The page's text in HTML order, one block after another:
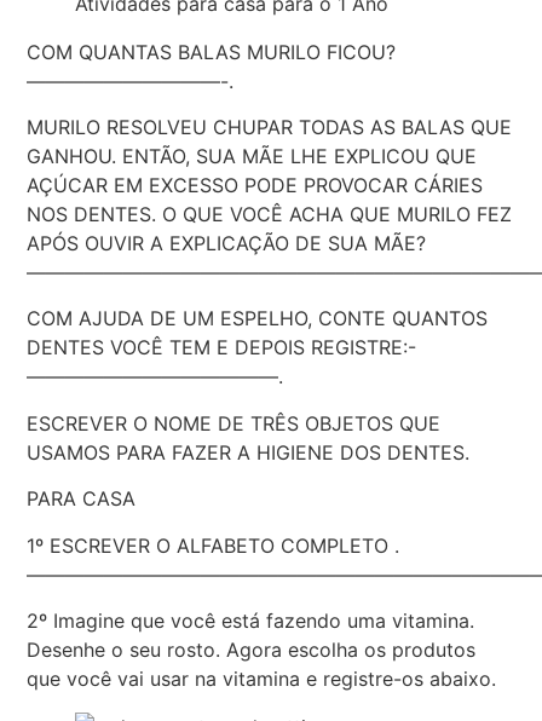
COM QUANTAS BALAS MURILO FICOU?
——————————-.
MURILO RESOLVEU CHUPAR TODAS AS BALAS QUE
GANHOU. ENTÃO, SUA MÃE LHE EXPLICOU QUE
AÇÚCAR EM EXCESSO PODE PROVOCAR CÁRIES
NOS DENTES. O QUE VOCÊ ACHA QUE MURILO FEZ
APÓS OUVIR A EXPLICAÇÃO DE SUA MÃE?
COM AJUDA DE UM ESPELHO, CONTE QUANTOS
DENTES VOCÊ TEM E DEPOIS REGISTRE:-
—————————————.
ESCREVER O NOME DE TRÊS OBJETOS QUE
USAMOS PARA FAZER A HIGIENE DOS DENTES.
PARA CASA
1º ESCREVER O ALFABETO COMPLETO .
2º Imagine que você está fazendo uma vitamina.
Desenhe o seu rosto. Agora escolha os produtos
que você vai usar na vitamina e registre-os abaixo.